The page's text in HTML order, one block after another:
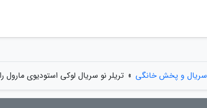
سریال و پخش خانگی » تریلر نو سریال لوکی استودیوی مارول